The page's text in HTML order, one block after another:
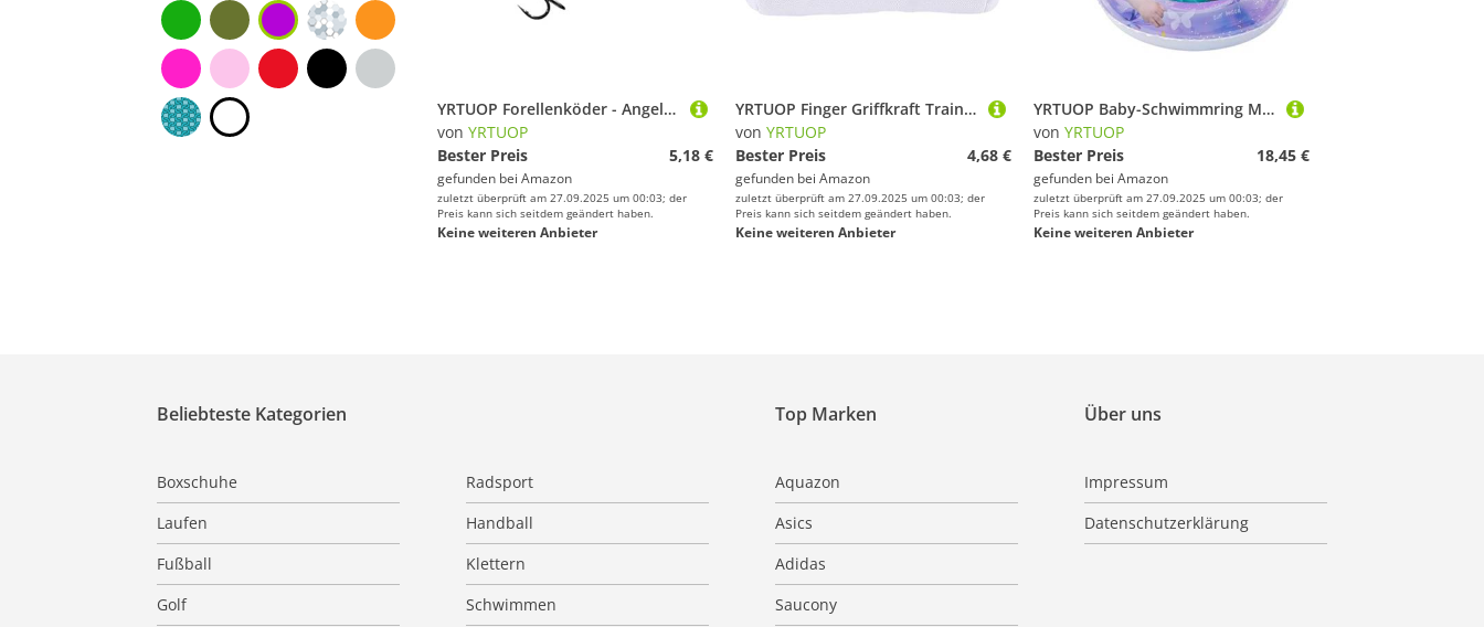
YRTUOP Forellenköder - Angelköder Mit Haken | Fischzubehör Für Fluss Meer Süßwasser See Boot Kajak Camping Outdoor Angeln Fischen
von YRTUOP
Bester Preis
5,18 €
gefunden bei Amazon
zuletzt überprüft am 27.09.2025 um 00:03; der
Preis kann sich seitdem geändert haben.
Keine weiteren Anbieter
YRTUOP Finger Griffkraft Trainer | Handtrainer Für Griffkraft Und Stressabbau - Fitnessgerät Für Musiker, Sportler Und Senioren
von YRTUOP
Bester Preis
4,68 €
gefunden bei Amazon
zuletzt überprüft am 27.09.2025 um 00:03; der
Preis kann sich seitdem geändert haben.
Keine weiteren Anbieter
YRTUOP Baby-Schwimmring Mit Sonnendach | Schwimmhilfe Mit Baby Sonnenschutz | Schmetterlingsförmige Schwimmliege Für Outdoor Sommer Badespaß
von YRTUOP
Bester Preis
18,45 €
gefunden bei Amazon
zuletzt überprüft am 27.09.2025 um 00:03; der
Preis kann sich seitdem geändert haben.
Keine weiteren Anbieter
Über uns
Impressum
Datenschutzerklärung
Beliebteste Kategorien
Boxschuhe
Radsport
Laufen
Handball
Fußball
Klettern
Golf
Schwimmen
Top Marken
Aquazon
Asics
Adidas
Saucony